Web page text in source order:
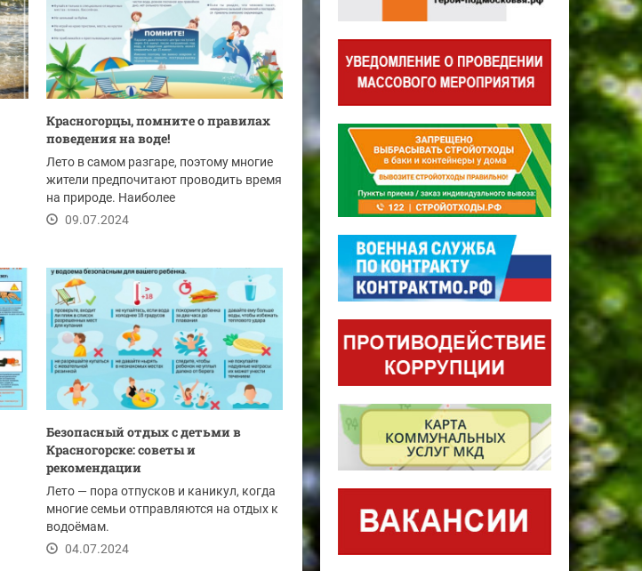
Красногорцы, помните о правилах
поведения на воде!
Лето в самом разгаре, поэтому многие
жители предпочитают проводить время
на природе. Наиболее
востребованными...
09.07.2024
Безопасный отдых с детьми в
Красногорске: советы и
рекомендации
Лето — пора отпусков и каникул, когда
многие семьи отправляются на отдых к
водоёмам.
04.07.2024